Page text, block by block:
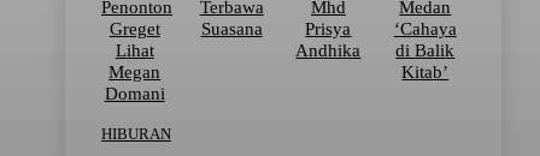
Penonton
Greget
Lihat
Megan
Domani
Terbawa
Suasana
Mhd
Prisya
Andhika
Medan
‘Cahaya
di Balik
Kitab’
HIBURAN